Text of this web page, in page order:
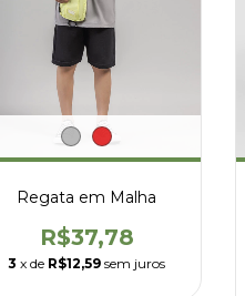
Regata em Malha
R$37,78
3 x de R$12,59 sem juros